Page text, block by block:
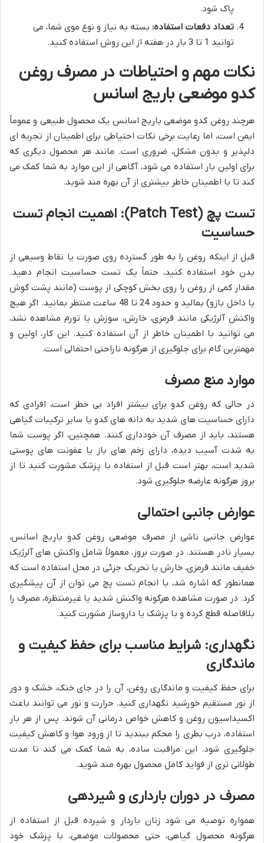
پاک شود.
تعداد دفعات استفاده: بسته به نیاز و نوع موی شما، می
توانید 1 تا 3 بار در هفته از این روش استفاده کنید.
نکات مهم و احتیاطات در مصرف روغن
کدو موضعی باریج اسانس
هرچند روغن کدو موضعی باریج اسانس یک محصول طبیعی و عموماً
ایمن است، اما رعایت برخی نکات احتیاطی برای اطمینان از تجربه ای
دلپذیر و بدون مشکل، ضروری است. مانند هر محصول دیگری که
برای اولین بار استفاده می شود، آگاهی از این موارد به شما کمک می
کند تا با اطمینان خاطر بیشتری از آن بهره مند شوید.
تست پچ (Patch Test): اهمیت انجام تست
حساسیت
قبل از اینکه روغن را به طور گسترده روی صورت یا نقاط وسیعی از
بدن خود استفاده کنید، حتماً یک تست حساسیت انجام دهید.
مقدار کمی از روغن را روی بخش کوچکی از پوست (مانند پشت گوش
یا داخل بازو) بمالید و حدود 24 تا 48 ساعت منتظر بمانید. اگر هیچ
واکنش آلرژیکی مانند قرمزی، خارش، سوزش یا تورم مشاهده نشد،
می توانید با اطمینان خاطر از آن استفاده کنید. این کار، اولین و
مهمترین گام برای جلوگیری از هرگونه ناراحتی احتمالی است.
موارد منع مصرف
در حالی که روغن کدو برای بیشتر افراد بی خطر است، افرادی که
دارای حساسیت های شدید به دانه های کدو یا سایر ترکیبات گیاهی
هستند، باید از مصرف آن خودداری کنند. همچنین، اگر پوست شما
به شدت آسیب دیده، دارای زخم های باز یا عفونت های پوستی
شدید است، بهتر است قبل از استفاده با پزشک مشورت کنید تا از
بروز هرگونه عارضه جلوگیری شود.
عوارض جانبی احتمالی
عوارض جانبی ناشی از مصرف موضعی روغن کدو باریج اسانس،
بسیار نادر هستند. در صورت بروز، معمولاً شامل واکنش های آلرژیک
خفیف مانند قرمزی، خارش یا تحریک جزئی در محل استفاده است که
همانطور که اشاره شد، با انجام تست پچ می توان از آن پیشگیری
کرد. در صورت مشاهده هرگونه واکنش شدید یا غیرمنتظره، مصرف را
بلافاصله قطع کرده و با پزشک یا داروساز مشورت کنید.
نگهداری: شرایط مناسب برای حفظ کیفیت و
ماندگاری
برای حفظ کیفیت و ماندگاری روغن، آن را در جای خنک، خشک و دور
از نور مستقیم خورشید نگهداری کنید. حرارت و نور می توانند باعث
اکسیداسیون روغن و کاهش خواص درمانی آن شوند. پس از هر بار
استفاده، درب بطری را محکم ببندید تا از ورود هوا و کاهش کیفیت
جلوگیری شود. این مراقبت ساده، به شما کمک می کند تا مدت
طولانی تری از فواید کامل محصول بهره مند شوید.
مصرف در دوران بارداری و شیردهی
همواره توصیه می شود زنان باردار و شیرده قبل از استفاده از
هرگونه محصول گیاهی، حتی محصولات موضعی، با پزشک خود